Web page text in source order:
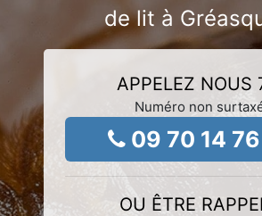
de lit à
APPELEZ NOUS
Numéro non
09 70 14
OU ÊTRE